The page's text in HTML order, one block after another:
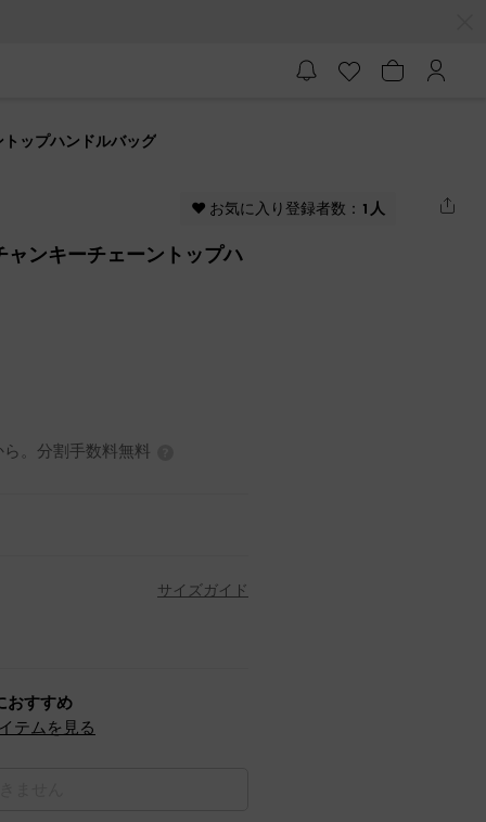
ップハンドルバッグ
♥ お気に入り登録者数： 1人
ャンキーチェーントップハ
。分割手数料無料
サイズガイド
おすすめ
テムを見る